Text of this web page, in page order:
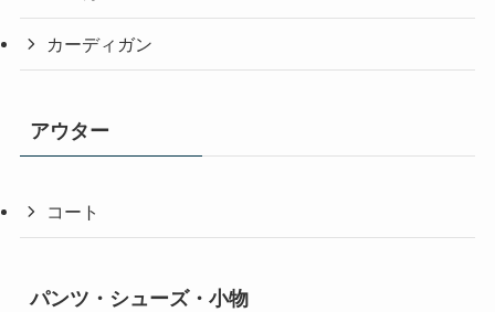
カーディガン
アウター
コート
パンツ・シューズ・小物